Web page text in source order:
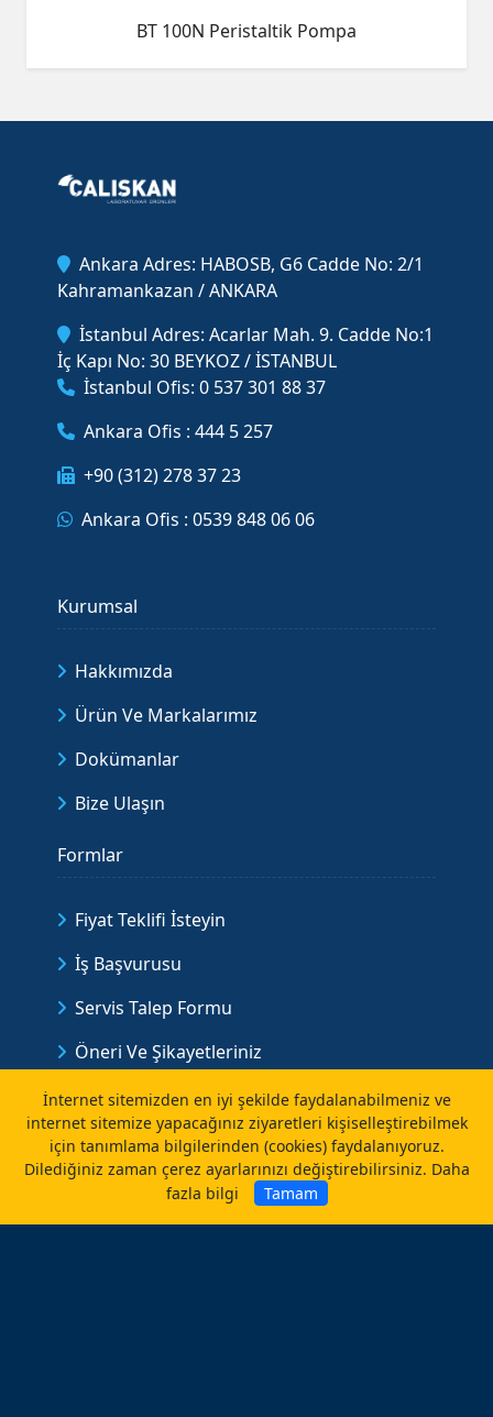
BT 100N Peristaltik Pompa
Ankara Adres: HABOSB, G6 Cadde No: 2/1
Kahramankazan / ANKARA
İstanbul Adres: Acarlar Mah. 9. Cadde No:1
İç Kapı No: 30 BEYKOZ / İSTANBUL
İstanbul Ofis: 0 537 301 88 37
Ankara Ofis : 444 5 257
+90 (312) 278 37 23
Ankara Ofis : 0539 848 06 06
Kurumsal
Hakkımızda
Ürün Ve Markalarımız
Dokümanlar
Bize Ulaşın
Formlar
Fiyat Teklifi İsteyin
İş Başvurusu
Servis Talep Formu
Öneri Ve Şikayetleriniz
Bizi Değerlendirin
Sosyal Medya
İnternet sitemizden en iyi şekilde faydalanabilmeniz ve
internet sitemize yapacağınız ziyaretleri kişiselleştirebilmek
için tanımlama bilgilerinden (cookies) faydalanıyoruz.
Dilediğiniz zaman çerez ayarlarınızı değiştirebilirsiniz. Daha
fazla bilgi
Tamam